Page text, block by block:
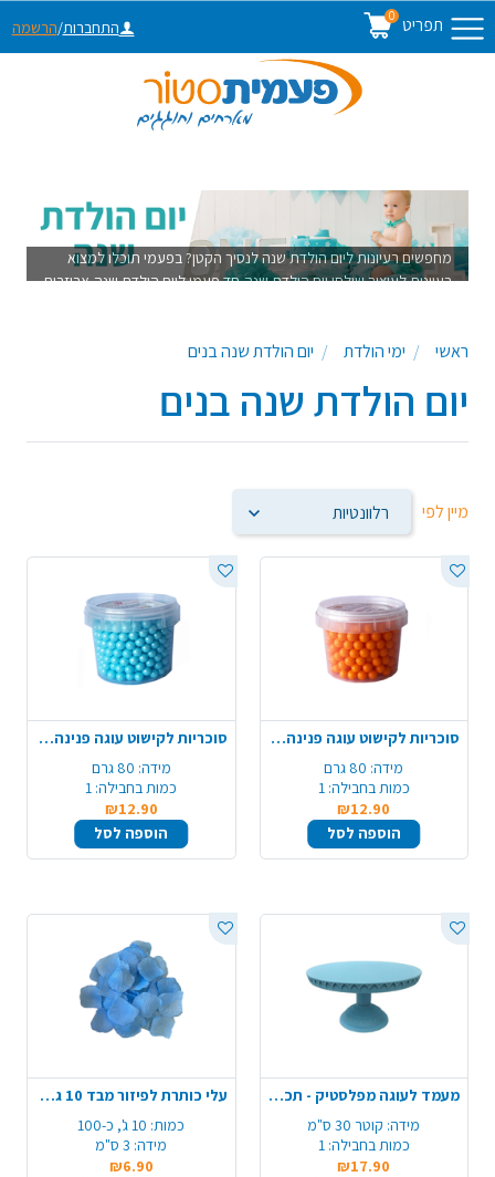
תפריט 0
התחברות/הרשמה
מחפשים רעיונות ליום הולדת שנה לנסיך הקטן? בפעמי תוכלו למצוא
רעיונות לעיצוב שולחן יום הולדת שנה,חד פעמי ליום הולדת שנה,אביזרים
גיל שנה לבןראשי ימי הולדת יום הולדת שנה בנים
יום הולדת שנה בנים
מיין לפי
סוכריות לקישוט עוגה פנינה 80 ג' - כתום
מידה: 80 גרם
כמות בחבילה: 1
₪12.90
הוספה לסל
סוכריות לקישוט עוגה פנינה 80 ג' - תכלת
מידה: 80 גרם
כמות בחבילה: 1
₪12.90
הוספה לסל
מעמד לעוגה מפלסטיק - תכלת
מידה: קוטר 30 ס"מ
כמות בחבילה: 1
₪17.90
עלי כותרת לפיזור מבד 10 גרם - תכלת
כמות: 10 ג', כ-100
מידה: 3 ס"מ
₪6.90